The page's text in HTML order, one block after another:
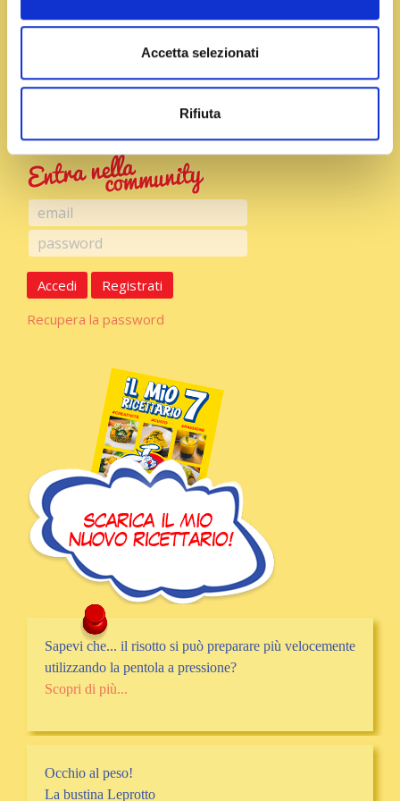
Accetta selezionati
Rifiuta
condimento e amalgamate qualche minuto a fiamma
pasta. Spolverizzate infine con il formaggio
grattugiato, impiattate e servite.
Accedi
Registrati
Recupera la password
Sapevi che... il risotto si può preparare più velocemente
utilizzando la pentola a pressione?
Scopri di più...
Occhio al peso!
La bustina Leprotto